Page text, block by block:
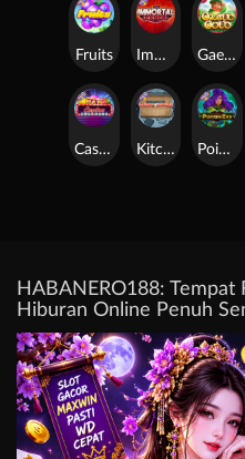
Casino Win Spin Poison Eve
Immortal Fruits
Fruits Gaelic Gold
Kitchen Drama: Sushi Mania
HABANERO188:
Hiburan Online Penuh